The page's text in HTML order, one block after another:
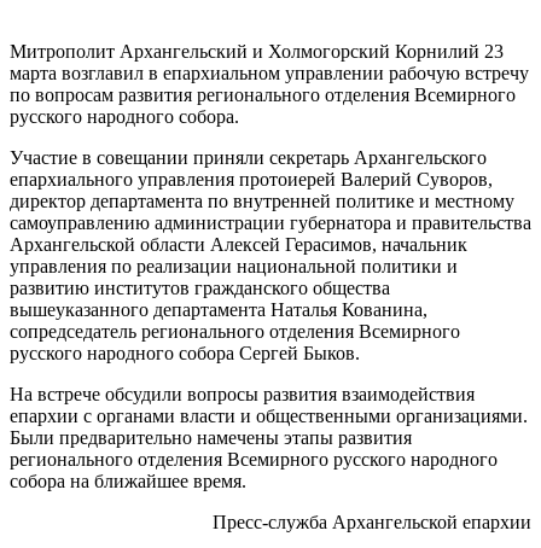
Митрополит Архангельский и Холмогорский Корнилий 23
марта возглавил в епархиальном управлении рабочую встречу
по вопросам развития регионального отделения Всемирного
русского народного собора.
Участие в совещании приняли секретарь Архангельского
епархиального управления протоиерей Валерий Суворов,
директор департамента по внутренней политике и местному
самоуправлению администрации губернатора и правительства
Архангельской области Алексей Герасимов, начальник
управления по реализации национальной политики и
развитию институтов гражданского общества
вышеуказанного департамента Наталья Кованина,
сопредседатель регионального отделения Всемирного
русского народного собора Сергей Быков.
На встрече обсудили вопросы развития взаимодействия
епархии с органами власти и общественными организациями.
Были предварительно намечены этапы развития
регионального отделения Всемирного русского народного
собора на ближайшее время.
Пресс-служба Архангельской епархии